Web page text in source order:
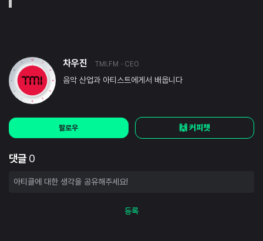
차우진 TMI.FM · CEO
음악 산업과 아티스트에게서 배웁니다
팔로우 🙌 커피챗
댓글 0
등록